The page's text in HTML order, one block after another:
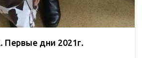
дни 2021г.